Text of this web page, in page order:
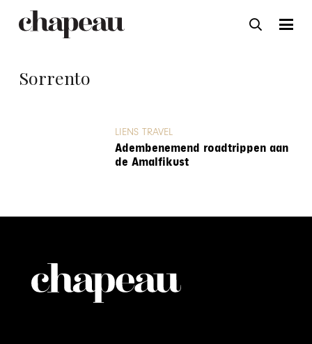
Sorrento
LIENS TRAVEL
Adembenemend roadtrippen aan
de Amalfikust